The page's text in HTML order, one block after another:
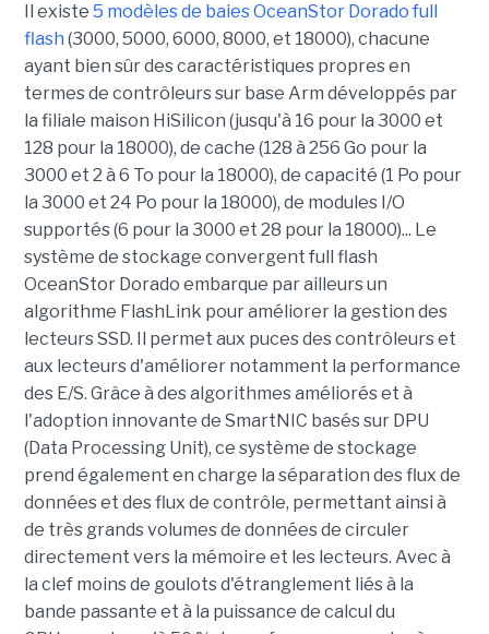
Il existe 5 modèles de baies OceanStor Dorado full
flash (3000, 5000, 6000, 8000, et 18000), chacune
ayant bien sûr des caractéristiques propres en
termes de contrôleurs sur base Arm développés par
la filiale maison HiSilicon (jusqu'à 16 pour la 3000 et
128 pour la 18000), de cache (128 à 256 Go pour la
3000 et 2 à 6 To pour la 18000), de capacité (1 Po pour
la 3000 et 24 Po pour la 18000), de modules I/O
supportés (6 pour la 3000 et 28 pour la 18000)... Le
système de stockage convergent full flash
OceanStor Dorado embarque par ailleurs un
algorithme FlashLink pour améliorer la gestion des
lecteurs SSD. Il permet aux puces des contrôleurs et
aux lecteurs d'améliorer notamment la performance
des E/S. Grâce à des algorithmes améliorés et à
l'adoption innovante de SmartNIC basés sur DPU
(Data Processing Unit), ce système de stockage
prend également en charge la séparation des flux de
données et des flux de contrôle, permettant ainsi à
de très grands volumes de données de circuler
directement vers la mémoire et les lecteurs. Avec à
la clef moins de goulots d'étranglement liés à la
bande passante et à la puissance de calcul du